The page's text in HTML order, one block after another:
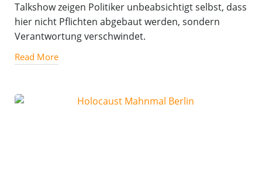
Talkshow zeigen Politiker unbeabsichtigt selbst, dass
hier nicht Pflichten abgebaut werden, sondern
Verantwortung verschwindet.
Read More